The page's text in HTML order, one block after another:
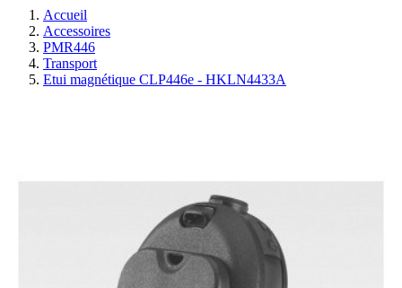
Accueil
Accessoires
PMR446
Transport
Etui magnétique CLP446e - HKLN4433A